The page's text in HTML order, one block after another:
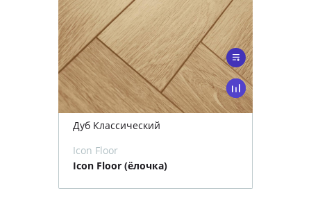
Дуб Классический
Icon Floor
Icon Floor (ёлочка)